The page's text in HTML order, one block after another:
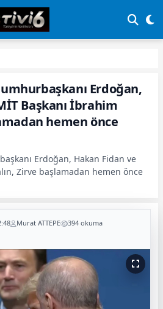
Erdoğan,
Başkanı İbrahim
hemen önce
Erdoğan, Hakan Fidan ve
Zirve başlamadan hemen önce
Murat ATTEPE 394 okuma